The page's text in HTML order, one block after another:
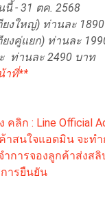
- 31 ตค. 2568
งใหญ่) ท่านละ
งคู่แยก) ท่านละ
ท่านละ 2490 บาท
าที่**
ลิก : Line Official
าสนใจแอดมิน จะทำ
การจองลูกค้าส่งส
ารยืนยัน